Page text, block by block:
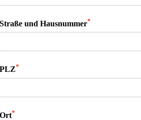
Straße und Hausnummer*
PLZ*
Ort*